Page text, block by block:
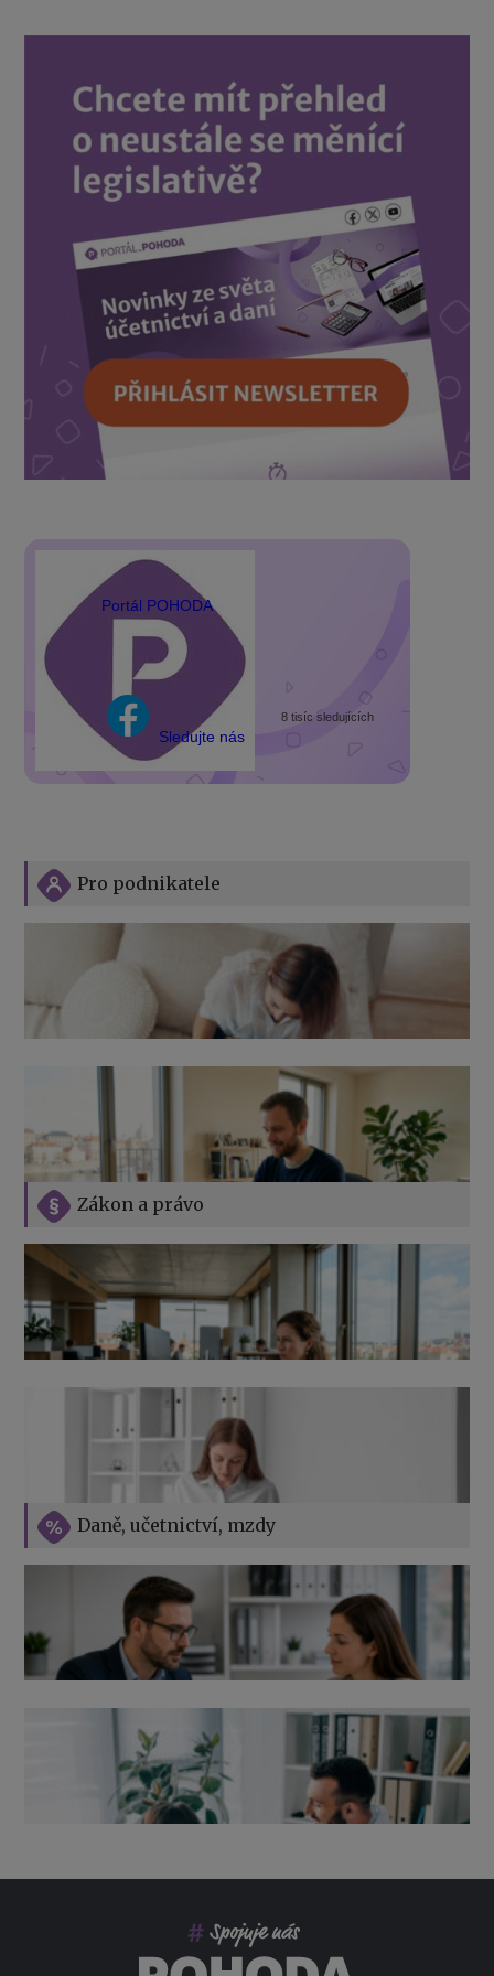
Portál POHODA
Sledujte nás
8 tisíc sledujících
Daně, učetnictví, mzdy
Zákon a právo
Vše o překážkách v práci na straně zaměstnavatele
Výpověď ze zdravotních důvodů 2026 – průvodce pro
zaměstnavatele
Pro podnikatele
Jak na podnikání při rodičovské dovolené
Přehledy pro OSSZ a zdravotní pojišťovny – jak na ně
v roce 2026